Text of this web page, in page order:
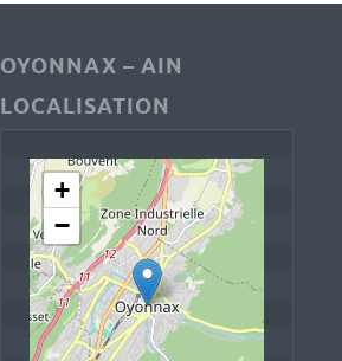
OYONNAX – AIN
LOCALISATION
+
−